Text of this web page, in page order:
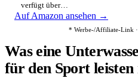
verfügt über…
Auf Amazon ansehen →
* Werbe-/Affiliate-Link ·
Was eine
für den Sport leisten